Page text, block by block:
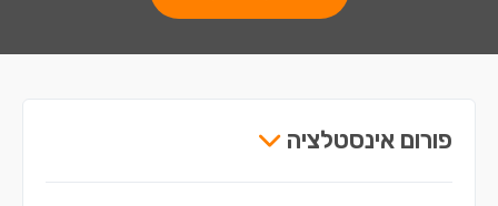
פורום אינסטלציה